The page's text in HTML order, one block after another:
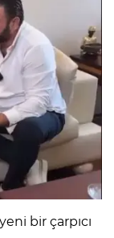
bir çarpıcı